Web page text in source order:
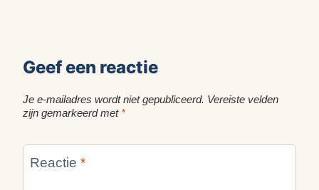
Geef een reactie
Je e-mailadres wordt niet gepubliceerd. Vereiste velden
zijn gemarkeerd met *
Reactie *